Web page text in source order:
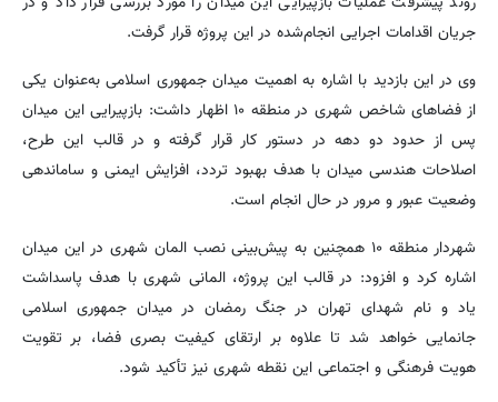
جریان اقدامات اجرایی انجام‌شده در این پروژه قرار گرفت.
وی در این بازدید با اشاره به اهمیت میدان جمهوری اسلامی به‌عنوان یکی
از فضاهای شاخص شهری در منطقه ۱۰ اظهار داشت: بازپیرایی این میدان
پس از حدود دو دهه در دستور کار قرار گرفته و در قالب این طرح،
اصلاحات هندسی میدان با هدف بهبود تردد، افزایش ایمنی و ساماندهی
وضعیت عبور و مرور در حال انجام است.
شهردار منطقه ۱۰ همچنین به پیش‌بینی نصب المان شهری در این میدان
اشاره کرد و افزود: در قالب این پروژه، المانی شهری با هدف پاسداشت
یاد و نام شهدای تهران در جنگ رمضان در میدان جمهوری اسلامی
جانمایی خواهد شد تا علاوه بر ارتقای کیفیت بصری فضا، بر تقویت
هویت فرهنگی و اجتماعی این نقطه شهری نیز تأکید شود.